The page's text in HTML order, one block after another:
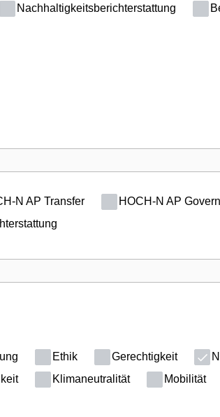
Nachhaltigkeitsberichterstattung
N AP Transfer
HOCH-N AP
Ethik Gerechtigkeit
Klimaneutralität Mobilität